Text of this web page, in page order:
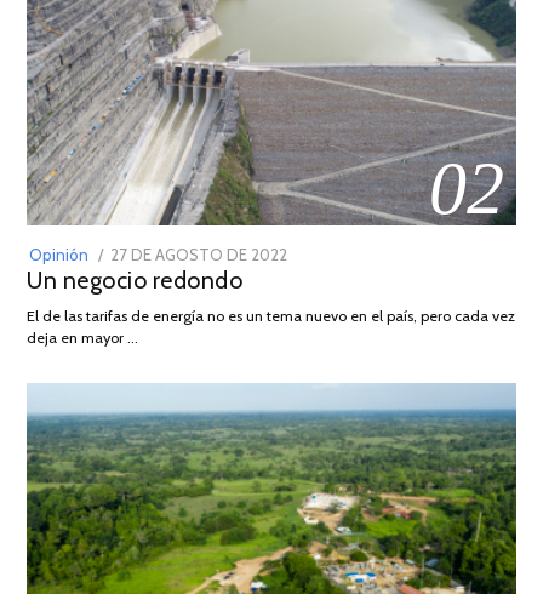
02
Opinión
POSTED
ON
27 DE AGOSTO DE 2022
DE
Un negocio redondo
El de las tarifas de energía no es un tema nuevo en el país, pero cada vez
deja en mayor …